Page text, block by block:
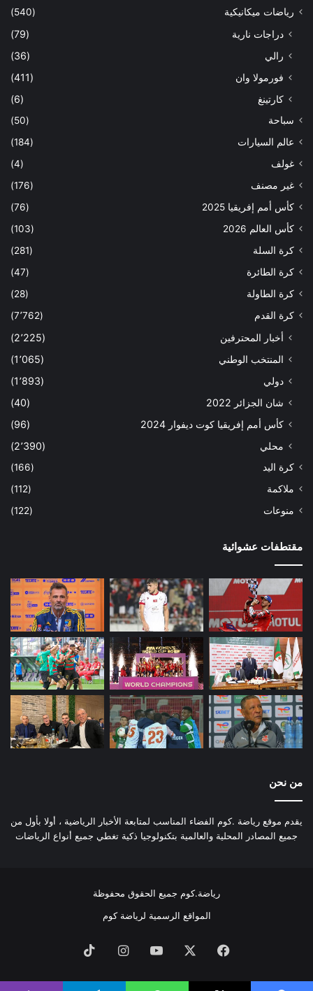
رياضات ميكانيكية
(540)
دراجات نارية
(79)
رالي
(36)
فورمولا وان
(411)
كارتينغ
(6)
سباحة
(50)
عالم السيارات
(184)
غولف
(4)
غير مصنف
(176)
كأس أمم إفريقيا 2025
(76)
كأس العالم 2026
(103)
كرة السلة
(281)
كرة الطائرة
(47)
كرة الطاولة
(28)
كرة القدم
(7٬762)
أخبار المحترفين
(2٬225)
المنتخب الوطني
(1٬065)
دولي
(1٬893)
شان الجزائر 2022
(40)
كأس أمم إفريقيا كوت ديفوار 2024
(96)
محلي
(2٬390)
كرة اليد
(166)
ملاكمة
(112)
منوعات
(122)
مقتطفات عشوائية
من نحن
يقدم موقع رياضة .كوم الفضاء المناسب لمتابعة الأخبار الرياضية ، أولا بأول من
جميع المصادر المحلية والعالمية بتكنولوجيا ذكية تغطي جميع أنواع الرياضات
رياضة.كوم جميع الحقوق محفوظة
المواقع الرسمية لرياضة كوم
فيسبوك ‫YouTubeانستقرام